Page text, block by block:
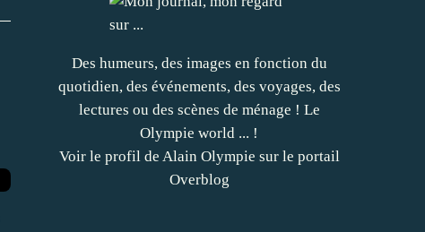
Des humeurs, des images en fonction du
quotidien, des événements, des voyages, des
lectures ou des scènes de ménage ! Le
Olympie world ... !
Voir le profil de Alain Olympie sur le portail
Overblog